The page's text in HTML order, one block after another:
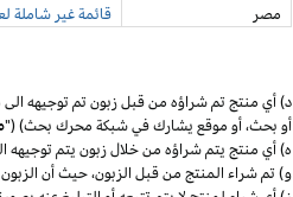
مصر قائمة غير شاملة
د) أي منتج تمشراؤهمن قبل زبون تم توجيهه
أو بحث،أو موقع يشارك في شبكة محرك بحث) ("
ه) أي منتج يتمشراؤه من خلال زبون يتم توجيهه
و) تم شراء المنتج من قبل الزبون،حيثأن